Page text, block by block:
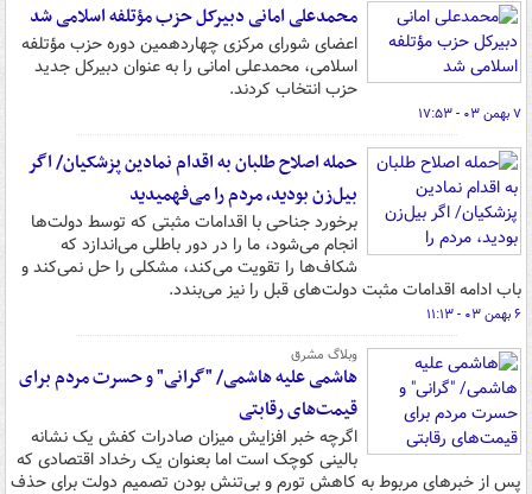
محمدعلی امانی دبیرکل حزب مؤتلفه اسلامی شد
اعضای شورای مرکزی چهاردهمین دوره حزب مؤتلفه
اسلامی، محمدعلی امانی را به عنوان دبیرکل جدید
حزب انتخاب کردند.
۷ بهمن ۰۳ - ۱۷:۵۳
حمله اصلاح طلبان به اقدام نمادین پزشکیان/ اگر
بیل‌زن بودید، مردم را می‌فهمیدید
برخورد جناحی با اقدامات مثبتی که توسط دولت‌ها
انجام می‌شود، ما را در دور باطلی می‌اندازد که
شکاف‌ها را تقویت می‌کند، مشکلی را حل نمی‌کند و
باب ادامه اقدامات مثبت دولت‌های قبل را نیز می‌بندد.
۶ بهمن ۰۳ - ۱۱:۱۳
وبلاگ مشرق
هاشمی علیه هاشمی/ "گرانی" و حسرت مردم برای
قیمت‌های رقابتی
اگرچه خبر افزایش میزان صادرات کفش یک نشانه
بالینی کوچک است اما بعنوان یک رخداد اقتصادی که
پس از خبرهای مربوط به کاهش تورم و بی‌تنش بودن تصمیم دولت برای حذف